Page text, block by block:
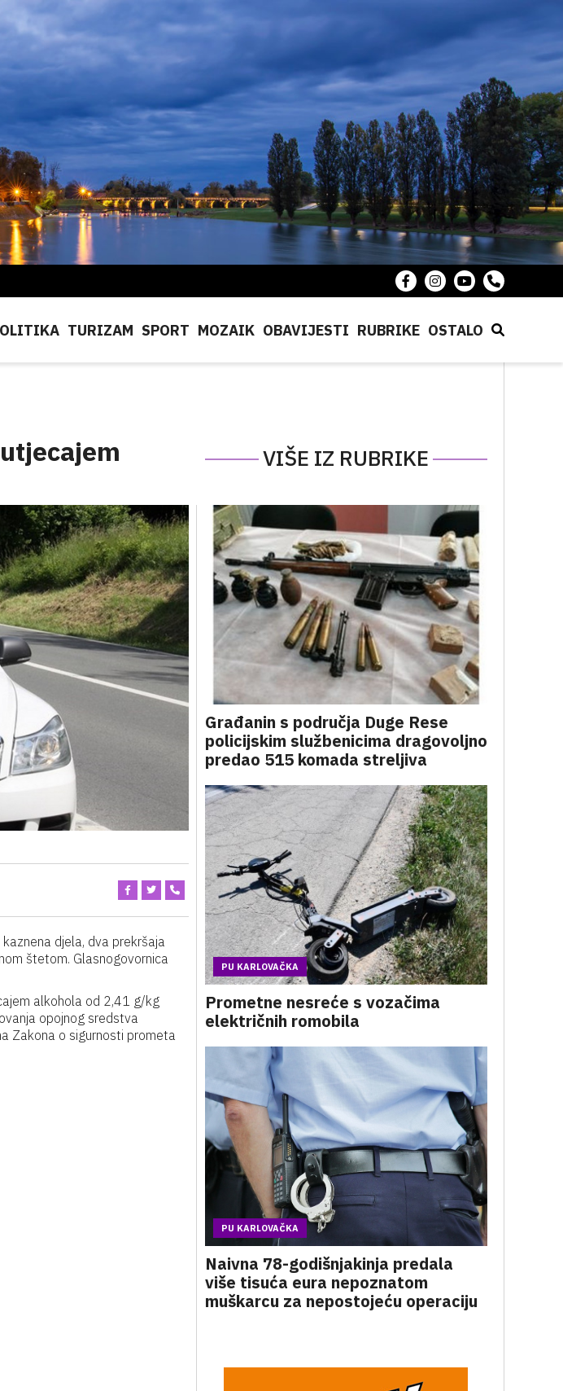
TURIZAM SPORT MOZAIK OBAVIJESTI RUBRIKE OSTALO
VIŠE IZ RUBRIKE
djela, dva prekršaja
štetom. Glasnogovornica
alkohola od 2,41 g/kg
opojnog sredstva
Zakona o sigurnosti prometa
Građanin s područja Duge Rese
policijskim službenicima dragovoljno
predao 515 komada streljiva
PU KARLOVAČKA
Prometne nesreće s vozačima
električnih romobila
PU KARLOVAČKA
Naivna 78-godišnjakinja predala
više tisuća eura nepoznatom
muškarcu za nepostojeću operaciju